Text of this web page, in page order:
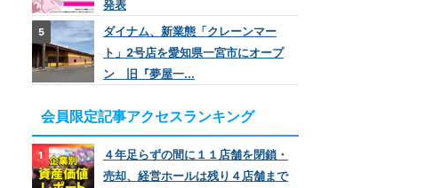
発表
ダイナム、新業態「クレーンマー
ト」2号店を愛知県一宮市にオープ
ン 旧『夢屋一...
会員限定記事アクセスランキング
４年足らずの間に１１店舗を閉鎖・
売却、経営ホールは残り４店舗まで